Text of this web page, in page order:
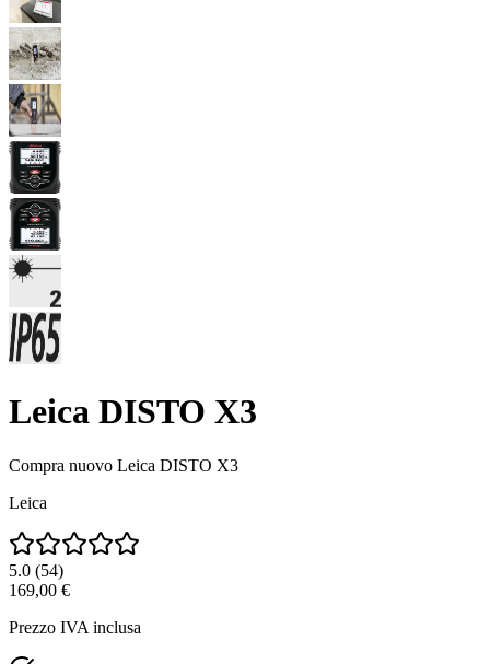
Leica DISTO X3
Compra nuovo Leica DISTO X3
Leica
5.0 (54)
169,00 €
Prezzo IVA inclusa